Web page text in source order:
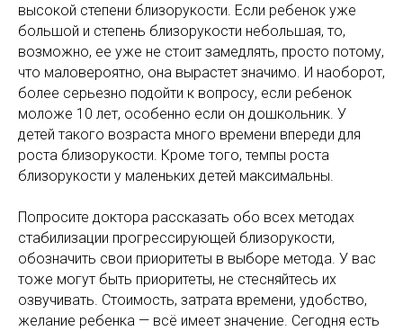
высокой степени близорукости. Если ребенок уже
большой и степень близорукости небольшая, то,
возможно, ее уже не стоит замедлять, просто потому,
что маловероятно, она вырастет значимо. И наоборот,
более серьезно подойти к вопросу, если ребенок
моложе 10 лет, особенно если он дошкольник. У
детей такого возраста много времени впереди для
роста близорукости. Кроме того, темпы роста
близорукости у маленьких детей максимальны.
Попросите доктора рассказать обо всех методах
стабилизации прогрессирующей близорукости,
обозначить свои приоритеты в выборе метода. У вас
тоже могут быть приоритеты, не стесняйтесь их
озвучивать. Стоимость, затрата времени, удобство,
желание ребенка — всё имеет значение. Сегодня есть